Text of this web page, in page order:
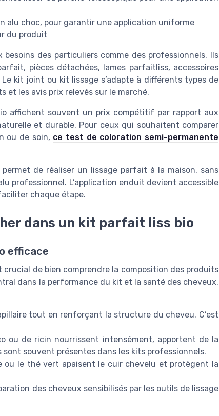
alu choc, pour garantir une application uniforme
du produit
des particuliers comme des professionnels. Ils
pièces détachées, lames parfaitliss, accessoires
kit joint ou kit lissage s’adapte à différents types de
et les avis prix relevés sur le marché.
affichent souvent un prix compétitif par rapport aux
et durable. Pour ceux qui souhaitent comparer
ou de soin, ce test de coloration semi-permanente
de réaliser un lissage parfait à la maison, sans
professionnel. L’application enduit devient accessible
chaque étape.
dans un kit parfait liss bio
efficace
de bien comprendre la composition des produits
dans la performance du kit et la santé des cheveux.
tout en renforçant la structure du cheveu. C’est
ou de ricin nourrissent intensément, apportent de la
souvent présentes dans les kits professionnels.
ou le thé vert apaisent le cuir chevelu et protègent la
des cheveux sensibilisés par les outils de lissage